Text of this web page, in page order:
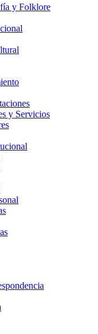
y Folklore
y Servicios